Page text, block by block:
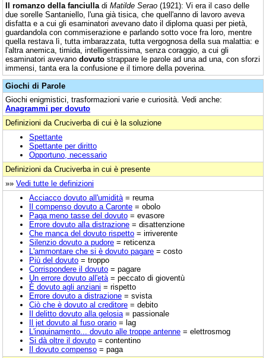
Il romanzo della fanciulla di Matilde Serao (1921): Vi era il caso delle
due sorelle Santaniello, l'una già tisica, che quell'anno di lavoro aveva
disfatta e a cui gli esaminatori avevano dato il diploma quasi per pietà,
guardandola con commiserazione e parlando sotto voce fra loro, mentre
quella restava lì, tutta imbarazzata, tutta vergognosa della sua malattia: e
l'altra anemica, timida, intelligentissima, senza coraggio, a cui gli
esaminatori avevano dovuto strappare le parole ad una ad una, con sforzi
immensi, tanta era la confusione e il timore della poverina.
Giochi di Parole
Giochi enigmistici, trasformazioni varie e curiosità. Vedi anche:
Anagrammi per dovuto
Definizioni da Cruciverba di cui è la soluzione
Spettante
Spettante per diritto
Opportuno, necessario
Definizioni da Cruciverba in cui è presente
»» Vedi tutte le definizioni
Acciacco dovuto all'umidità = reuma
Il compenso dovuto a Caronte = obolo
Paga meno tasse del dovuto = evasore
Errore dovuto alla distrazione = disattenzione
Che manca del dovuto rispetto = irriverente
Silenzio dovuto a pudore = reticenza
L'ammontare che si è dovuto pagare = costo
Più del dovuto = troppo
Corrispondere il dovuto = pagare
Un errore dovuto all'età = peccato di gioventù
È dovuto agli anziani = rispetto
Errore dovuto a distrazione = svista
Ciò che è dovuto al creditore = debito
Il delitto dovuto alla gelosia = passionale
Il jet dovuto al fuso orario = lag
L'inquinamento... dovuto alle troppe antenne = elettrosmog
Si dà oltre il dovuto = contentino
Il dovuto compenso = paga